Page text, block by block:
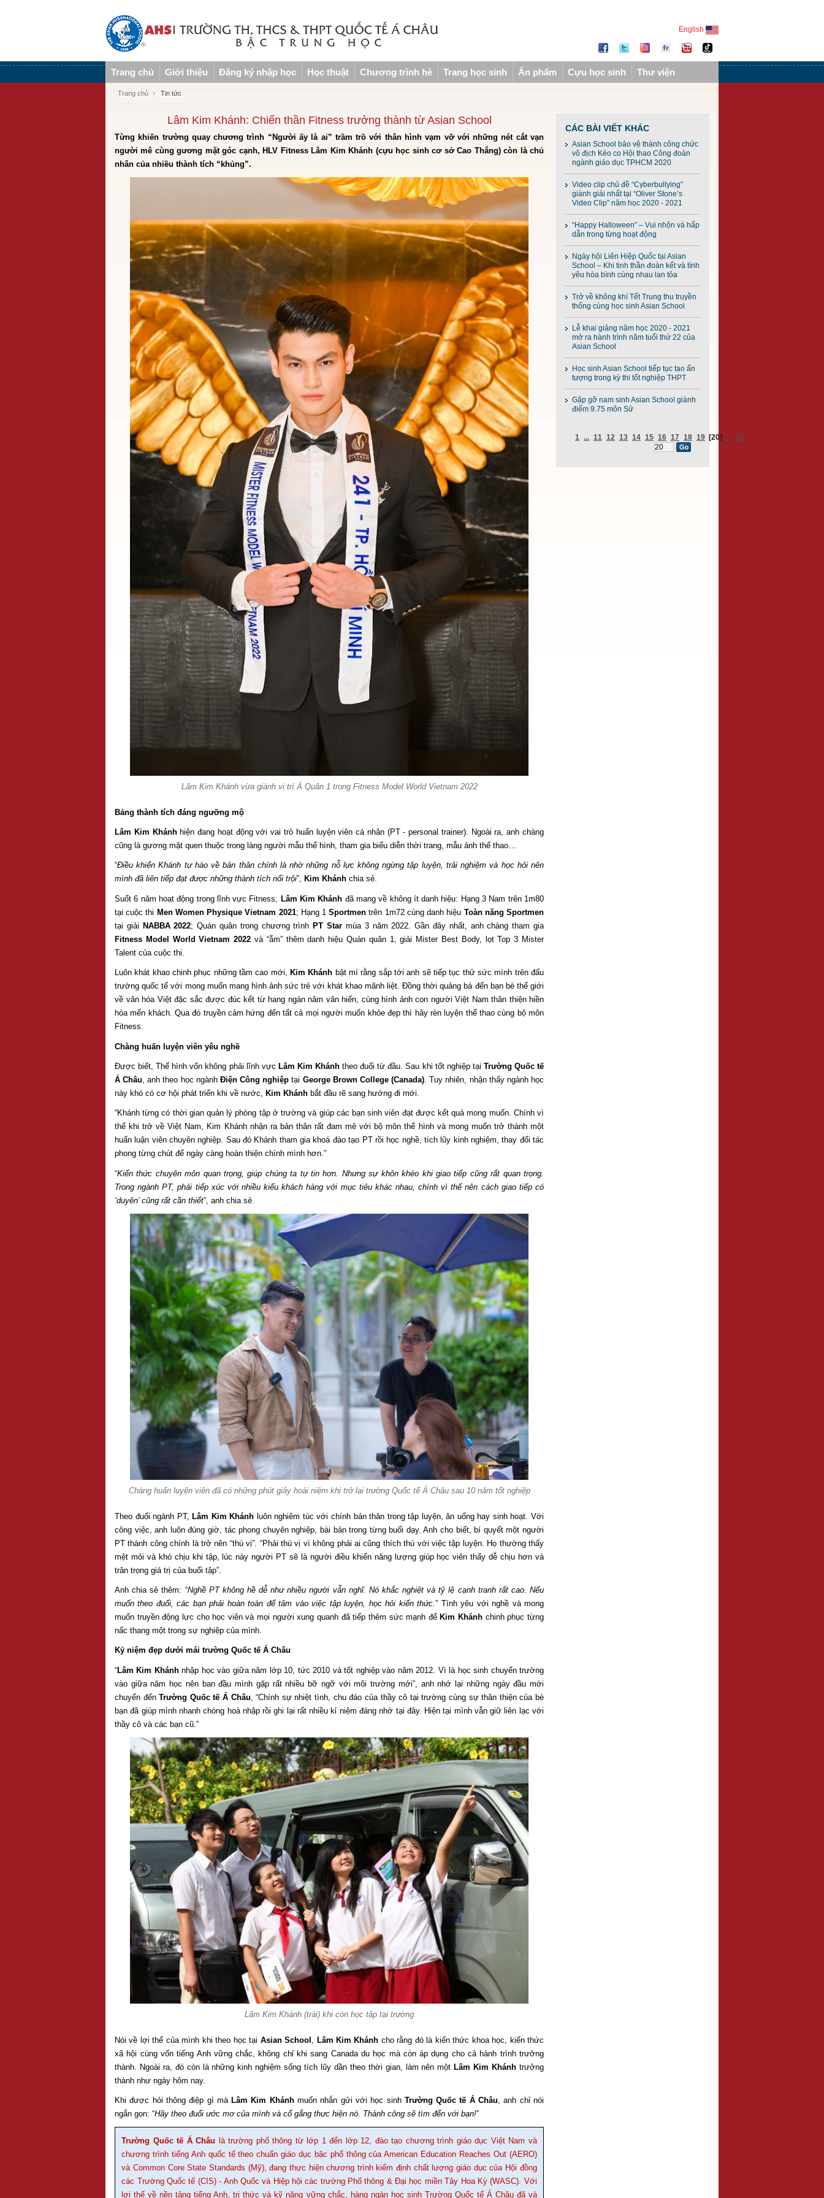
English
Trang chủ Giới thiệu Đăng ký nhập học Học thuật Chương trình hè Trang học sinh Ấn phẩm Cựu học sinh Thư viện
Trang chủ Tin tức
Lâm Kim Khánh: Chiến thần Fitness trưởng thành từ Asian School
Từng khiến trường quay chương trình “Người ấy là ai” trầm trồ với thân hình vạm vỡ với những nét cắt vạn
người mê cùng gương mặt góc cạnh, HLV Fitness Lâm Kim Khánh (cựu học sinh cơ sở Cao Thắng) còn là chủ
nhân của nhiều thành tích “khủng”.
Lâm Kim Khánh vừa giành vị trí Á Quân 1 trong Fitness Model World Vietnam 2022
Bảng thành tích đáng ngưỡng mộ
Lâm Kim Khánhhiện đang hoạt động với vai trò huấn luyện viên cá nhân (PT - personal trainer). Ngoài ra, anh chàng
cũng là gương mặt quen thuộc trong làng người mẫu thể hình, tham gia biểu diễn thời trang, mẫu ảnh thể thao…
“Điều khiến Khánh tự hào về bản thân chính là nhờ những nỗ lực không ngừng tập luyện, trải nghiệm và học hỏi nên
mình đã liên tiếp đạt được những thành tích nổi trội”, Kim Khánh chia sẻ.
Suốt 6 năm hoạt động trong lĩnh vực Fitness, Lâm Kim Khánh đã mang về không ít danh hiệu: Hạng 3 Nam trên 1m80
tại cuộc thi Men Women Physique Vietnam 2021; Hạng 1Sportmen trên 1m72 cùng danh hiệu Toàn năng Sportmen
tại giải NABBA 2022; Quán quân trong chương trình PT Star mùa 3 năm 2022. Gần đây nhất, anh chàng tham gia
Fitness Model World Vietnam 2022 và “ẵm” thêm danh hiệu Quán quân 1, giải Mister Best Body, lọt Top 3 Mister
Talent của cuộc thi.
Luôn khát khao chinh phục những tầm cao mới, Kim Khánh bật mí rằng sắp tới anh sẽ tiếp tục thử sức mình trên đấu
trường quốc tế với mong muốn mang hình ảnh sức trẻ với khát khao mãnh liệt. Đồng thời quảng bá đến bạn bè thế giới
về văn hóa Việt đặc sắc được đúc kết từ hang ngàn năm văn hiến, cùng hình ảnh con người Việt Nam thân thiện hiền
hòa mến khách. Qua đó truyền cảm hứng đến tất cả mọi người muốn khỏe đẹp thì hãy rèn luyện thể thao cùng bộ môn
Fitness.
Chàng huấn luyện viên yêu nghề
Được biết, Thể hình vốn không phải lĩnh vực Lâm Kim Khánhtheo đuổi từ đầu. Sau khi tốt nghiệp tại Trường Quốc tế
Á Châu , anh theo học ngành Điện Công nghiệp tại George Brown College (Canada) . Tuy nhiên, nhận thấy ngành học
này khó có cơ hội phát triển khi về nước,
Kim Khánh bắt đầu rẽ sang hướng đi mới.
“Khánh từng có thời gian quản lý phòng tập ở trường và giúp các bạn sinh viên đạt được kết quả mong muốn. Chính vì
thế khi trở về Việt Nam, Kim Khánh nhận ra bản thân rất đam mê với bộ môn thể hình và mong muốn trở thành một
huấn luận viên chuyên nghiệp. Sau đó Khánh tham gia khoá đào tạo PT rồi học nghề, tích lũy kinh nghiệm, thay đổi tác
phong từng chút để ngày càng hoàn thiện chính mình hơn.”
“Kiến thức chuyên môn quan trọng, giúp chúng ta tự tin hơn. Nhưng sự khôn khéo khi giao tiếp cũng rất quan trọng.
Trong ngành PT, phải tiếp xúc với nhiều kiểu khách hàng với mục tiêu khác nhau, chính vì thế nên cách giao tiếp có
‘duyên’ cũng rất cần thiết”, anh chia sẻ.
Chàng huấn luyện viên đã có những phút giây hoài niệm khi trở lại trường Quốc tế Á Châu sau 10 năm tốt nghiệp
Theo đuổi ngành PT,Lâm Kim Khánh luôn nghiêm túc với chính bản thân trong tập luyện, ăn uống hay sinh hoạt. Với
công việc, anh luôn đúng giờ, tác phong chuyên nghiệp, bài bản trong từng buổi dạy. Anh cho biết, bí quyết một người
PT thành công chính là trở nên “thú vị”. “Phải thú vị vì không phải ai cũng thích thú với việc tập luyện. Họ thường thấy
mệt mỏi và khó chịu khi tập, lúc này người PT sẽ là người điều khiển năng lượng giúp học viên thấy dễ chịu hơn và
trân trọng giá trị của buổi tập”.
Anh chia sẻ thêm: “Nghề PT không hề dễ như nhiều người vẫn nghĩ. Nó khắc nghiệt và tỷ lệ cạnh tranh rất cao. Nếu
muốn theo đuổi, các bạn phải hoàn toàn để tâm vào việc tập luyện, học hỏi kiến thức.” Tình yêu với nghề và mong
muốn truyền động lực cho học viên và mọi người xung quanh đã tiếp thêm sức mạnh để Kim Khánh chinh phục từng
nấc thang một trong sự nghiệp của mình.
Kỷ niệm đẹp dưới mái trường Quốc tế Á Châu
“Lâm Kim Khánhnhập học vào giữa năm lớp 10, tức 2010 và tốt nghiệp vào năm 2012. Vì là học sinh chuyển trường
vào giữa năm học nên ban đầu mình gặp rất nhiều bỡ ngỡ với môi trường mới”, anh nhớ lại những ngày đầu mới
chuyển đếnTrường Quốc tế Á Châu , “Chính sự nhiệt tình, chu đáo của thầy cô tại trường cùng sự thân thiện của bè
bạn đã giúp mình nhanh chóng hoà nhập rồi ghi lại rất nhiều kỉ niệm đáng nhớ tại đây. Hiện tại mình vẫn giữ liên lạc với
thầy cô và các bạn cũ.”
Lâm Kim Khánh (trái) khi còn học tập tại trường
Nói về lợi thế của mình khi theo học tại Asian School Lâm Kim Khánh cho rằng đó là kiến thức khoa học, kiến thức
xã hội cùng vốn tiếng Anh vững chắc, không chỉ khi sang Canada du học mà còn áp dụng cho cả hành trình trưởng
thành. Ngoài ra, đó còn là những kinh nghiệm sống tích lũy dần theo thời gian, làm nên mộtLâm Kim Khánh trưởng
thành như ngày hôm nay.
Khi được hỏi thông điệp gì mà Lâm Kim Khánhmuốn nhắn gửi với học sinh Trường Quốc tế Á Châu, anh chỉ nói
ngắn gọn: “Hãy theo đuổi ước mơ của mình và cố gắng thực hiện nó. Thành công sẽ tìm đến với bạn!”
Trường Quốc tế Á Châu là trường phổ thông từ lớp 1 đến lớp 12, đào tạo chương trình giáo dục Việt Nam và
chương trình tiếng Anh quốc tế theo chuẩn giáo dục bậc phổ thông của American Education Reaches Out (AERO)
và Common Core State Standards (Mỹ), đang thực hiện chương trình kiểm định chất lượng giáo dục của Hội đồng
các Trường Quốc tế (CIS) - Anh Quốc và Hiệp hội các trường Phổ thông & Đại học miền Tây Hoa Kỳ (WASC). Với
lợi thế về nền tảng tiếng Anh, tri thức và kỹ năng vững chắc, hàng ngàn học sinh Trường Quốc tế Á Châu đã và
CÁC BÀI VIẾT KHÁC
Asian School bảo vệ thành công chức
vô địch Kéo co Hội thao Công đoàn
ngành giáo dục TPHCM 2020
Video clip chủ đề “Cyberbullying”
giành giải nhất tại “Oliver Stone’s
Video Clip” năm học 2020 - 2021
“Happy Halloween” – Vui nhộn và hấp
dẫn trong từng hoạt động
Ngày hội Liên Hiệp Quốc tại Asian
School – Khi tinh thần đoàn kết và tình
yêu hòa bình cùng nhau lan tỏa
Trở về không khí Tết Trung thu truyền
thống cùng học sinh Asian School
Lễ khai giảng năm học 2020 - 2021
mở ra hành trình năm tuổi thứ 22 của
Asian School
Học sinh Asian School tiếp tục tạo ấn
tượng trong kỳ thi tốt nghiệp THPT
Gặp gỡ nam sinh Asian School giành
điểm 9.75 môn Sử
1 ... 11 12 13 14 15 16 17 18 19 [20] ... 42